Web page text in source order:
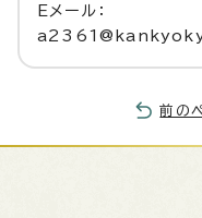
Eメール：
前の